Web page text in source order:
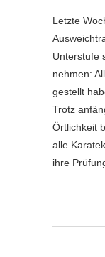
Letzte
Unterstufe
nehmen:
gestellt
Trotz
Örtlichkeit
alle
ihre